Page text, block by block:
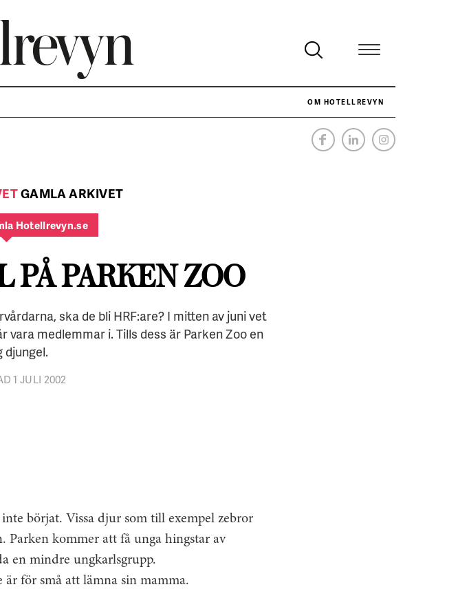
OM HOTELLREVYN
NÄR HOTELLREVYN SLOG SVENSKT REKORD I SIMPELHET
GAMLA ARKIVET
Hotellrevyn.se
PÅ PARKEN ZOO
ska de bli HRF:are? I mitten av juni vet
medlemmar i. Tills dess är Parken Zoo en
djungel.
1 JULI 2002
börjat. Vissa djur som till exempel zebror
Parken kommer att få unga hingstar av
en mindre ungkarlsgrupp.
för små att lämna sin mamma.